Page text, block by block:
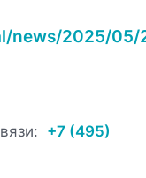
news/2025/
+7 (495)